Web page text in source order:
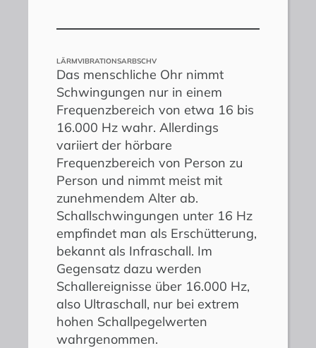
LÄRMVIBRATIONSARBSCHV
Das menschliche Ohr nimmt
Schwingungen nur in einem
Frequenzbereich von etwa 16 bis
16.000 Hz wahr. Allerdings
variiert der hörbare
Frequenzbereich von Person zu
Person und nimmt meist mit
zunehmendem Alter ab.
Schallschwingungen unter 16 Hz
empfindet man als Erschütterung,
bekannt als Infraschall. Im
Gegensatz dazu werden
Schallereignisse über 16.000 Hz,
also Ultraschall, nur bei extrem
hohen Schallpegelwerten
wahrgenommen.